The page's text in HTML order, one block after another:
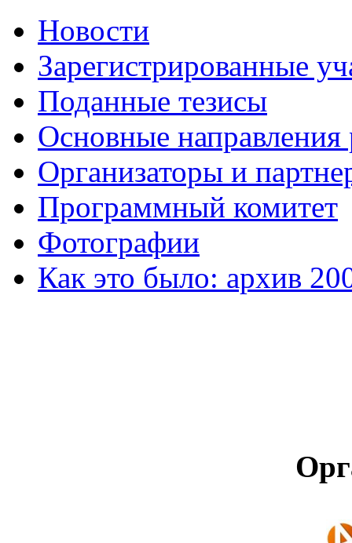
Новости
Зарегистрированные
Поданные тезисы
Основные направления
Организаторы и
Программный комитет
Фотографии
Как это было: архив